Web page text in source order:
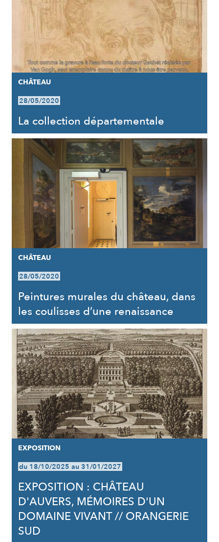
CHÂTEAU
28/05/2020
La collection départementale
CHÂTEAU
28/05/2020
Peintures murales du château, dans
les coulisses d’une renaissance
EXPOSITION
du 18/10/2025 au 31/01/2027
EXPOSITION : CHÂTEAU
D'AUVERS, MÉMOIRES D'UN
DOMAINE VIVANT // ORANGERIE
SUD